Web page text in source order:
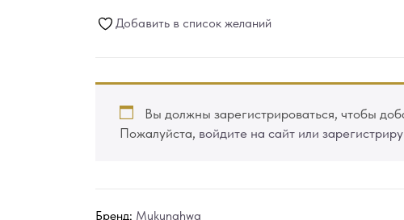
Добавить в список желаний
Вы должны зарегистрироваться, чтобы
Пожалуйста, войдите на сайт или
Бренд: Mukunghwa